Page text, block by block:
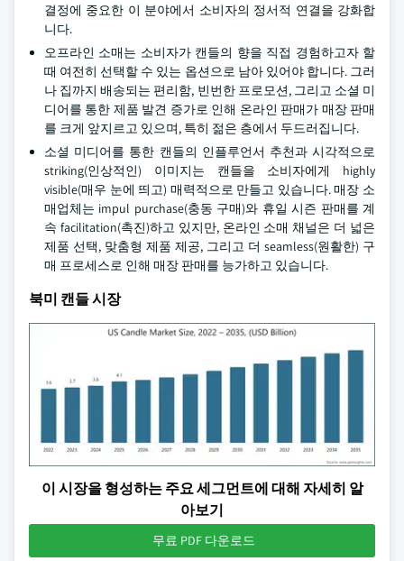
결정에 중요한 이 분야에서 소비자의 정서적 연결을 강화합
니다.
오프라인 소매는 소비자가 캔들의 향을 직접 경험하고자 할
때 여전히 선택할 수 있는 옵션으로 남아 있어야 합니다. 그러
나 집까지 배송되는 편리함, 빈번한 프로모션, 그리고 소셜 미
디어를 통한 제품 발견 증가로 인해 온라인 판매가 매장 판매
를 크게 앞지르고 있으며, 특히 젊은 층에서 두드러집니다.
소셜 미디어를 통한 캔들의 인플루언서 추천과 시각적으로
striking(인상적인) 이미지는 캔들을 소비자에게 highly
visible(매우 눈에 띄고) 매력적으로 만들고 있습니다. 매장 소
매업체는 impul purchase(충동 구매)와 휴일 시즌 판매를 계
속 facilitation(촉진)하고 있지만, 온라인 소매 채널은 더 넓은
제품 선택, 맞춤형 제품 제공, 그리고 더 seamless(원활한) 구
매 프로세스로 인해 매장 판매를 능가하고 있습니다.
북미 캔들 시장
이 시장을 형성하는 주요 세그먼트에 대해 자세히 알
아보기
무료 PDF 다운로드